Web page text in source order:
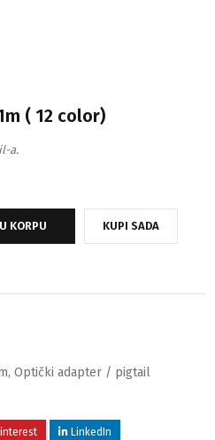
( 12 color)
a.
KORPU KUPI SADA
, Optički adapter / pigtail
LinkedIn